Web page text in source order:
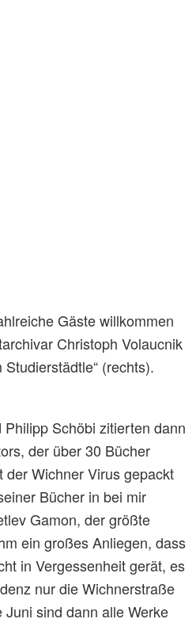
Gäste willkommen
Christoph Volaucnik
(rechts).
Schöbi zitierten dann
der über 30 Bücher
der Wichner Virus gepackt
Bücher in bei mir
Gamon, der größte
ein großes Anliegen, dass
in Vergessenheit gerät, es
nur die Wichnerstraße
sind dann alle Werke